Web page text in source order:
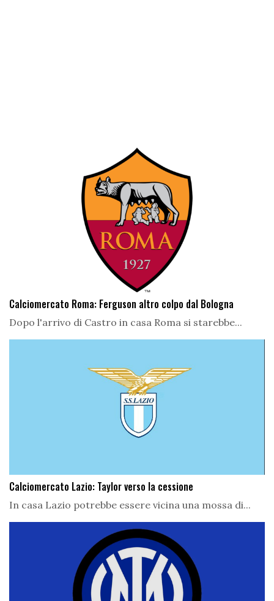
Calciomercato Roma: Ferguson altro colpo dal Bologna
Dopo l'arrivo di Castro in casa Roma si starebbe...
Calciomercato Lazio: Taylor verso la cessione
In casa Lazio potrebbe essere vicina una mossa di...